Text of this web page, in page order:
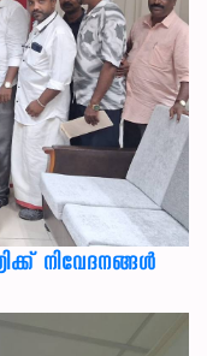
നിവേദനങ്ങള്‍